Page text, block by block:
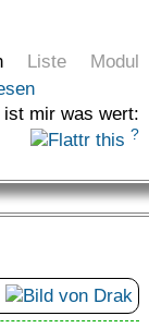
Liste Modul
ist mir was wert:
?